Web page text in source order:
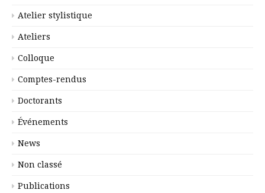
Atelier stylistique
Ateliers
Colloque
Comptes-rendus
Doctorants
Événements
News
Non classé
Publications